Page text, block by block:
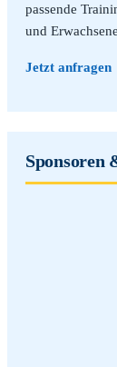
passende
und
Jetzt anfragen
Sponsoren